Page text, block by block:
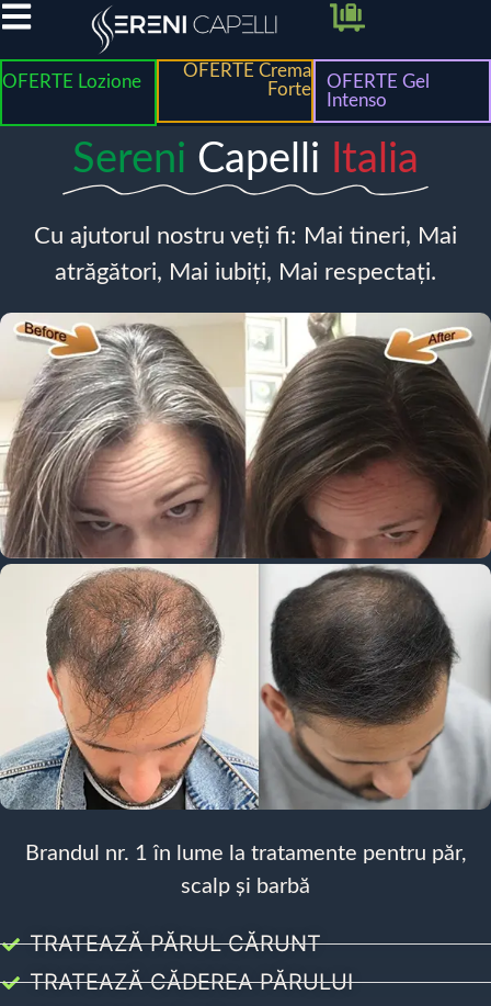
OFERTE Lozione
OFERTE Crema
Forte
OFERTE Gel
Intenso
Sereni Capelli Italia
Cu ajutorul nostru veți fi: Mai tineri, Mai
atrăgători, Mai iubiți, Mai respectați.
Brandul nr. 1 în lume la tratamente pentru păr,
scalp și barbă
TRATEAZĂ PĂRUL CĂRUNT
TRATEAZĂ CĂDEREA PĂRULUI